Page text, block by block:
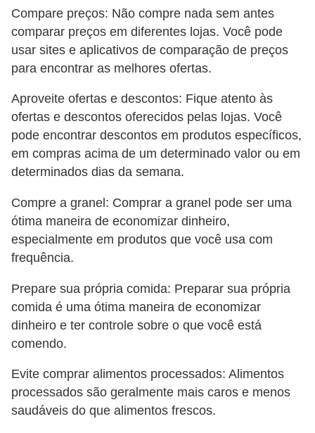
Compare preços: Não compre nada sem antes
comparar preços em diferentes lojas. Você pode
usar sites e aplicativos de comparação de preços
para encontrar as melhores ofertas.
Aproveite ofertas e descontos: Fique atento às
ofertas e descontos oferecidos pelas lojas. Você
pode encontrar descontos em produtos específicos,
em compras acima de um determinado valor ou em
determinados dias da semana.
Compre a granel: Comprar a granel pode ser uma
ótima maneira de economizar dinheiro,
especialmente em produtos que você usa com
frequência.
Prepare sua própria comida: Preparar sua própria
comida é uma ótima maneira de economizar
dinheiro e ter controle sobre o que você está
comendo.
Evite comprar alimentos processados: Alimentos
processados ​​são geralmente mais caros e menos
saudáveis ​​do que alimentos frescos.